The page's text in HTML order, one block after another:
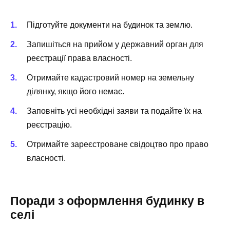
Підготуйте документи на будинок та землю.
Запишіться на прийом у державний орган для
реєстрації права власності.
Отримайте кадастровий номер на земельну
ділянку, якщо його немає.
Заповніть усі необхідні заяви та подайте їх на
реєстрацію.
Отримайте зареєстроване свідоцтво про право
власності.
Поради з оформлення будинку в
селі